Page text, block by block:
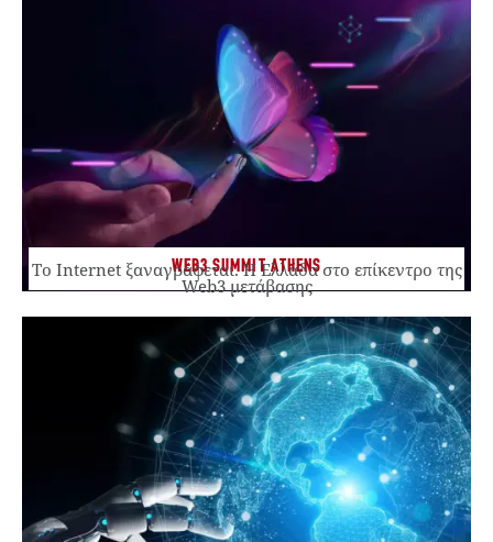
WEB3 SUMMIT ATHENS
Το Internet ξαναγράφεται. Η Ελλάδα στο επίκεντρο της
Web3 μετάβασης